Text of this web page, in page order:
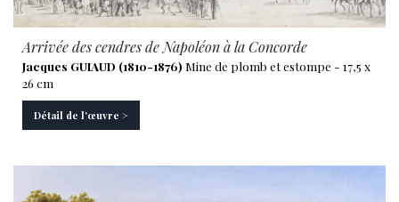
Arrivée des cendres de Napoléon à la Concorde
Jacques GUIAUD (1810-1876) Mine de plomb et estompe - 17,5 x
26 cm
Détail de l'œuvre >